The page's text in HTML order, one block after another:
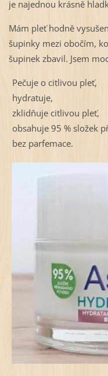
je najednou krásně
Mám pleť hodně
šupinky mezi obočím,
šupinek zbavil. Jsem
Pečuje o citlivou pleť,
hydratuje,
zklidňuje citlivou pleť,
obsahuje 95 % složek
bez parfemace.